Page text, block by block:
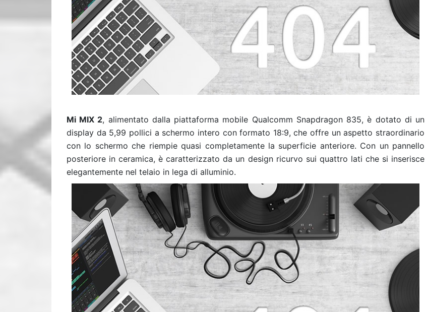
Mi MIX 2, alimentato dalla piattaforma mobile Qualcomm Snapdragon 835, è dotato di un
display da 5,99 pollici a schermo intero con formato 18:9, che offre un aspetto straordinario
con lo schermo che riempie quasi completamente la superficie anteriore. Con un pannello
posteriore in ceramica, è caratterizzato da un design ricurvo sui quattro lati che si inserisce
elegantemente nel telaio in lega di alluminio.